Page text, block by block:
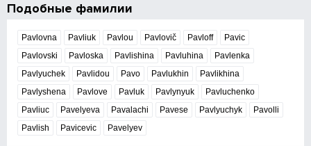
Подобные фамилии
Pavlovna Pavliuk Pavlou Pavlovič Pavloff
Pavic
Pavlovski
Pavloska Pavlishina Pavluhina
Pavlenka
Pavlyuchek
Pavlidou Pavo Pavlukhin
Pavlikhina
Pavlyshena
Pavlove Pavluk Pavlynyuk
Pavluchenko
Pavliuc
Pavelyeva Pavalachi Pavese Pavlyuchyk
Pavolli
Pavlish
Pavicevic Pavelyev